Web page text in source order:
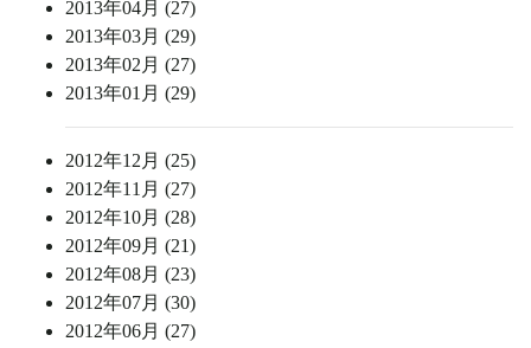
2013年04月 (27)
2013年03月 (29)
2013年02月 (27)
2013年01月 (29)
2012年12月 (25)
2012年11月 (27)
2012年10月 (28)
2012年09月 (21)
2012年08月 (23)
2012年07月 (30)
2012年06月 (27)